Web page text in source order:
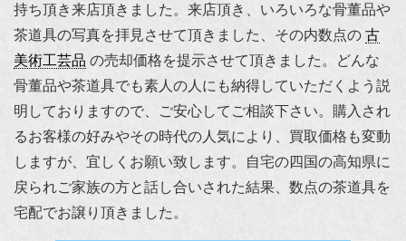
持ち頂き来店頂きました。来店頂き、いろいろな骨董品や
茶道具の写真を拝見させて頂きました、その内数点の 古
美術工芸品 の売却価格を提示させて頂きました。どんな
骨董品や茶道具でも素人の人にも納得していただくよう説
明しておりますので、ご安心してご相談下さい。購入され
るお客様の好みやその時代の人気により、買取価格も変動
しますが、宜しくお願い致します。自宅の四国の高知県に
戻られご家族の方と話し合いされた結果、数点の茶道具を
宅配でお譲り頂きました。